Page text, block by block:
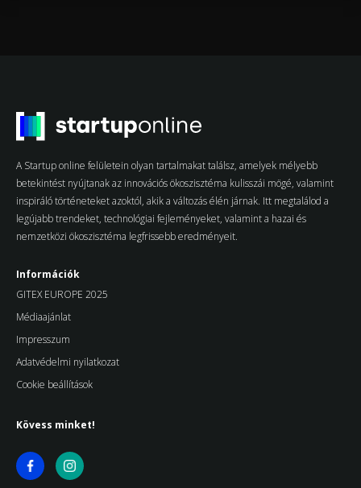
A Startup online felületein olyan tartalmakat találsz, amelyek mélyebb
betekintést nyújtanak az innovációs ökoszisztéma kulisszái mögé, valamint
inspiráló történeteket azoktól, akik a változás élén járnak. Itt megtalálod a
legújabb trendeket, technológiai fejleményeket, valamint a hazai és
nemzetközi ökoszisztéma legfrissebb eredményeit.
Információk
GITEX EUROPE 2025
Médiaajánlat
Impresszum
Adatvédelmi nyilatkozat
Cookie beállítások
Kövess minket!